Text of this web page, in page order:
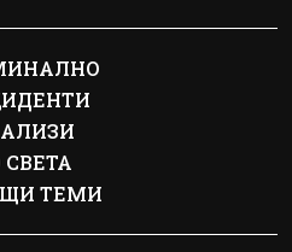
СВЕТА
ТЕМИ